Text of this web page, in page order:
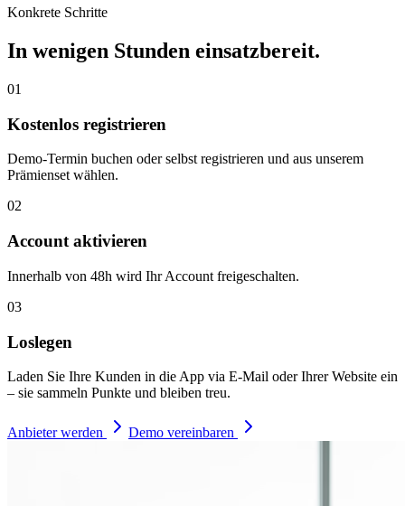
Konkrete Schritte
In wenigen Stunden einsatzbereit.
01
Kostenlos registrieren
Demo-Termin buchen oder selbst registrieren und aus unserem
Prämienset wählen.
02
Account aktivieren
Innerhalb von 48h wird Ihr Account freigeschalten.
03
Loslegen
Laden Sie Ihre Kunden in die App via E-Mail oder Ihrer Website ein
– sie sammeln Punkte und bleiben treu.
Anbieter werden Demo vereinbaren